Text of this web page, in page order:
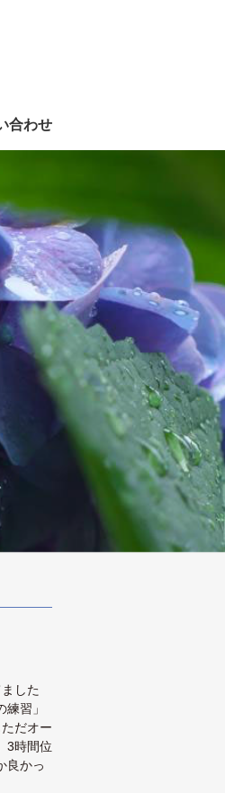
合わせ
した
習」
だオー
3時間位
良かっ